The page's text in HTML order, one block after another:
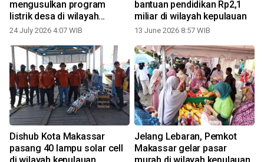
mengusulkan program
listrik desa di wilayah
kepulauan
24 July 2026 4:07 WIB
bantuan pendidikan Rp2,1
miliar di wilayah kepulauan
13 June 2026 8:57 WIB
Dishub Kota Makassar
pasang 40 lampu solar cell
Jelang Lebaran, Pemkot
Makassar gelar pasar